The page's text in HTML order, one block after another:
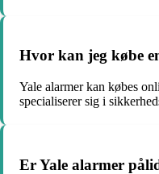
Hvor kan jeg købe
Yale alarmer kan købes
specialiserer sig i
Er Yale alarmer